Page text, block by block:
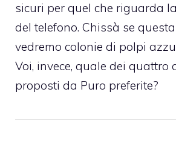
sicuri per quel che riguarda
del telefono. Chissà se
vedremo colonie di polpi
Voi, invece, quale dei quattro
proposti da Puro preferite?